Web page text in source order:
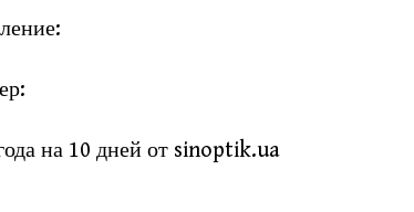
на 10 дней от sinoptik.ua